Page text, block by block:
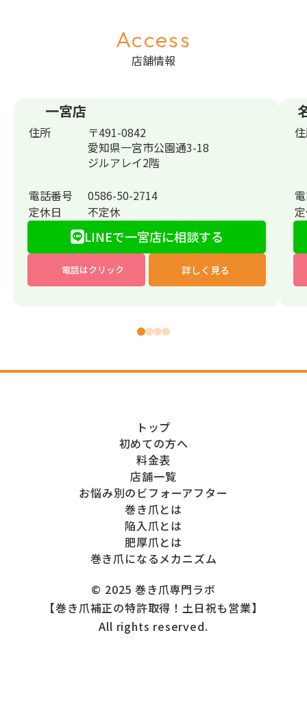
Access
店舗情報
一宮店
住所
〒491-0842
愛知県一宮市公園通3-18
ジルアレイ2階
電話番号
0586-50-2714
定休日
不定休
LINEで一宮店に相談する
電話はクリック 詳しく見る
トップ
初めての方へ
料金表
店舗一覧
お悩み別のビフォーアフター
巻き爪とは
陥入爪とは
肥厚爪とは
巻き爪になるメカニズム
© 2025 巻き爪専門ラボ
【巻き爪補正の特許取得！土日祝も営業】
All rights reserved.